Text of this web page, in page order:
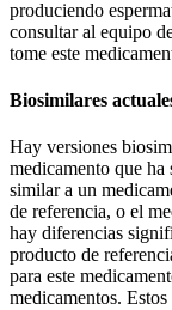
produciendo
consultar al equipo
tome este
Biosimilares
Hay versiones
medicamento que
similar a un
de referencia, o el
hay diferencias
producto de
para este
medicamentos.